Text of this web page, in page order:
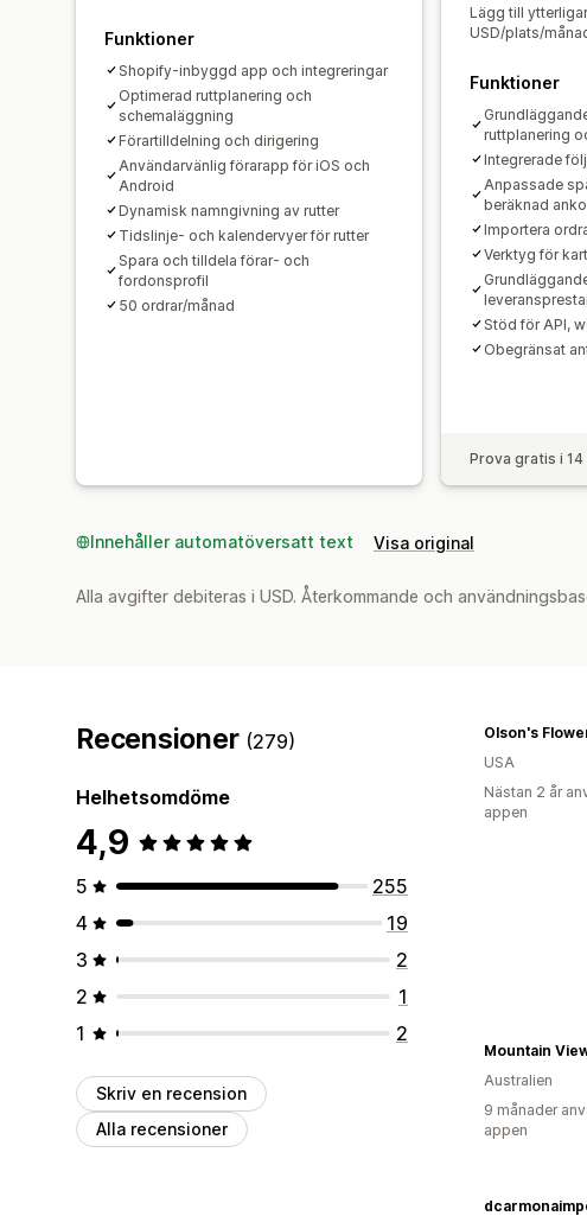
Funktioner
Shopify-inbyggd app och integreringar
Optimerad ruttplanering och
schemaläggning
Förartilldelning och dirigering
Användarvänlig förarapp för iOS och
Android
Dynamisk namngivning av rutter
Tidslinje- och kalendervyer för rutter
Spara och tilldela förar- och
fordonsprofil
50 ordrar/månad
Lägg till
USD/plats/
Funktioner
ruttplanering
Integrerade
Anpassade
beräknad
Importera
Verktyg för
Stöd för API,
Obegränsat
Prova gratis i
Innehåller automatöversatt text Visa original
Alla avgifter debiteras i USD. Återkommande och
Recensioner (279)
Helhetsomdöme
4,9
5
255
4
19
3
2
2
1
1
2
Skriv en recension
Alla recensioner
Olson's
USA
Nästan 2 år
appen
Mountain
Australien
9 månader
appen